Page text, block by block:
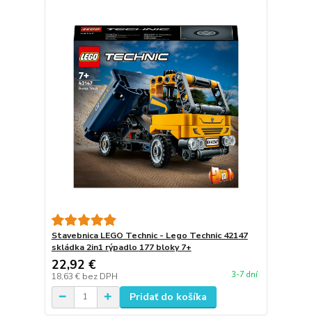
Stavebnica LEGO Technic - Lego Technic 42147
skládka 2in1 rýpadlo 177 bloky 7+
22,92 €
18,63 € bez DPH 3-7 dní
Pridať do košíka